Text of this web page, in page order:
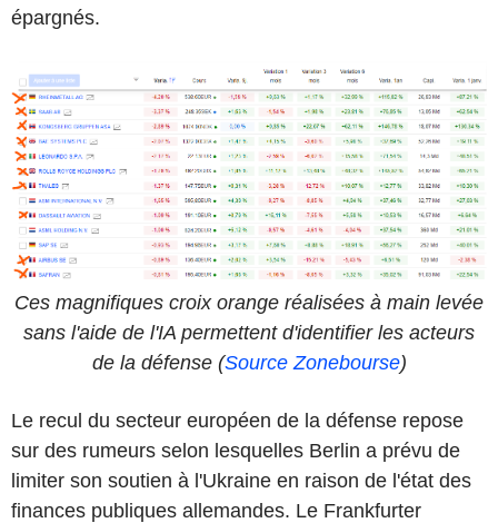
épargnés.
Ces magnifiques croix orange réalisées à main levée
sans l'aide de l'IA permettent d'identifier les acteurs
de la défense (Source Zonebourse)
Le recul du secteur européen de la défense repose
sur des rumeurs selon lesquelles Berlin a prévu de
limiter son soutien à l'Ukraine en raison de l'état des
finances publiques allemandes. Le Frankfurter